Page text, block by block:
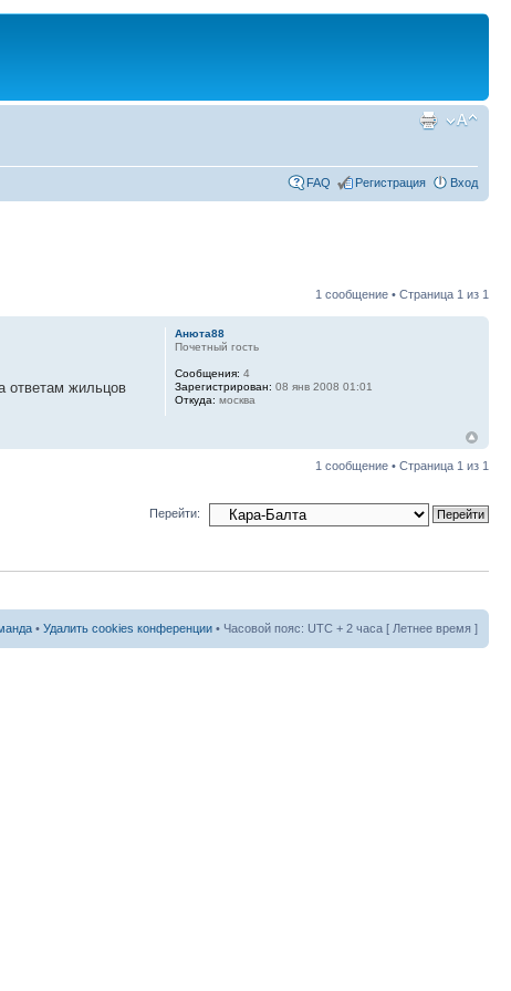
FAQ Регистрация Вход
1 сообщение • Страница 1 из 1
ответам жильцов
Анюта88
Почетный гость
Сообщения: 4
Зарегистрирован: 08 янв 2008 01:01
Откуда: москва
1 сообщение • Страница 1 из 1
Перейти:
• Удалить cookies конференции • Часовой пояс: UTC + 2 часа [ Летнее время ]